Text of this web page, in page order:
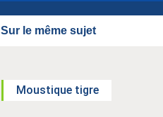
Sur le même sujet
Moustique tigre